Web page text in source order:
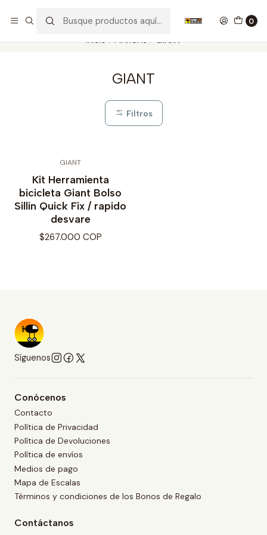
0
Inicio MARCAS GIANT
GIANT
Filtros
GIANT
Kit Herramienta
bicicleta Giant Bolso
Sillin Quick Fix / rapido
desvare
$267.000 COP
Síguenos
Conócenos
Contacto
Política de Privacidad
Política de Devoluciones
Política de envíos
Medios de pago
Mapa de Escalas
Términos y condiciones de los Bonos de Regalo
Contáctanos